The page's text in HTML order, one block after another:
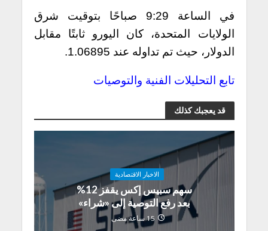
في الساعة 9:29 صباحًا بتوقيت شرق
الولايات المتحدة، كان اليورو ثابتًا مقابل
الدولار، حيث تم تداوله عند 1.06895.
تابع التحليلات الفنية والتوصيات
قد يعجبك كذلك
الاخبار الاقتصادية
سهم سبيس إكس يقفز 12%
بعد رفع التوصية إلى «شراء»
15 ساعة مضى